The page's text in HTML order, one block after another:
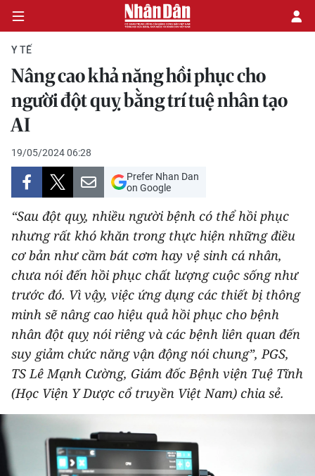
CHÍNH TRỊ
KINH TẾ
VĂN HÓA
XÃ HỘI
PHÁP LUẬT
DU LỊCH
THẾ GIỚI
THỂ THAO
GIÁO DỤC
Y TẾ
KHOA HỌC - CÔNG NGHỆ
MÔI TRƯỜNG
Y TẾ
Nâng cao khả năng hồi phục cho
người đột quỵ bằng trí tuệ nhân tạo
AI
19/05/2024 06:28
Prefer Nhan Dan
on Google
“Sau đột quỵ, nhiều người bệnh có thể hồi phục
nhưng rất khó khăn trong thực hiện những điều
cơ bản như cầm bát cơm hay vệ sinh cá nhân,
chưa nói đến hồi phục chất lượng cuộc sống như
trước đó. Vì vậy, việc ứng dụng các thiết bị thông
minh sẽ nâng cao hiệu quả hồi phục cho bệnh
nhân đột quỵ nói riêng và các bệnh liên quan đến
suy giảm chức năng vận động nói chung”, PGS,
TS Lê Mạnh Cường, Giám đốc Bệnh viện Tuệ Tĩnh
(Học Viện Y Dược cổ truyền Việt Nam) chia sẻ.